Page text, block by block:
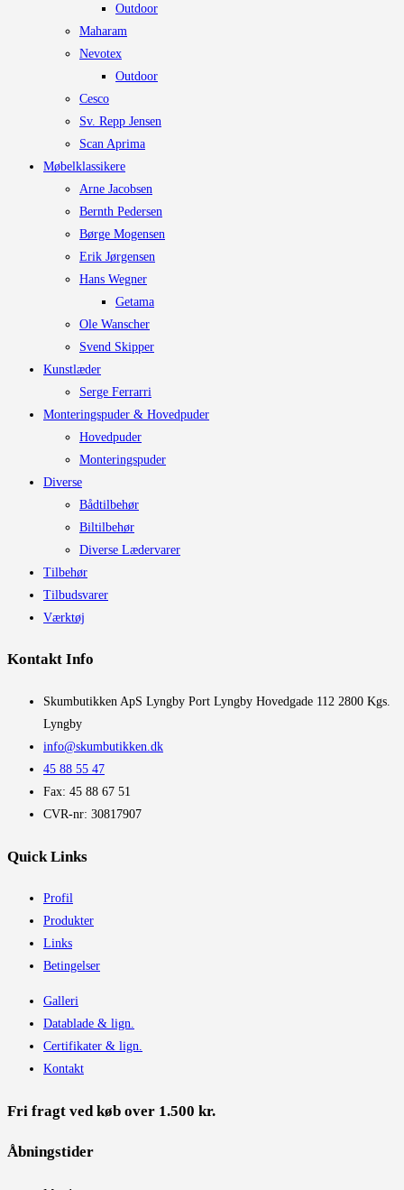
Outdoor
Maharam
Nevotex
Outdoor
Cesco
Sv. Repp Jensen
Scan Aprima
Møbelklassikere
Arne Jacobsen
Bernth Pedersen
Børge Mogensen
Erik Jørgensen
Hans Wegner
Getama
Ole Wanscher
Svend Skipper
Kunstlæder
Serge Ferrarri
Monteringspuder & Hovedpuder
Hovedpuder
Monteringspuder
Diverse
Bådtilbehør
Biltilbehør
Diverse Lædervarer
Tilbehør
Tilbudsvarer
Værktøj
Kontakt Info
​Skumbutikken ApS Lyngby Port Lyngby Hovedgade 112 2800 Kgs.
Lyngby
info@skumbutikken.dk
45 88 55 47
Fax: 45 88 67 51
CVR-nr: 30817907
Quick Links
Profil
Produkter
Links
Betingelser
Galleri
Datablade & lign.
Certifikater & lign.
Kontakt
Fri fragt ved køb over 1.500 kr.
Åbningstider​